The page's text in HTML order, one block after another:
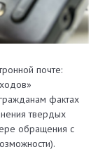
почте:
фактах
твердых
обращения с